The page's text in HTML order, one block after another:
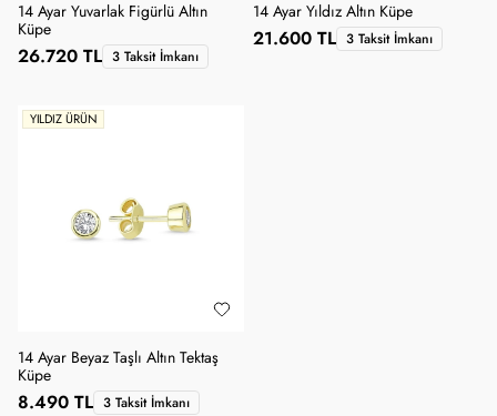
14 Ayar Yuvarlak Figürlü Altın
Küpe
26.720 TL 3 Taksit İmkanı
14 Ayar Yıldız Altın Küpe
21.600 TL 3 Taksit İmkanı
YILDIZ ÜRÜN
14 Ayar Beyaz Taşlı Altın Tektaş
Küpe
8.490 TL 3 Taksit İmkanı